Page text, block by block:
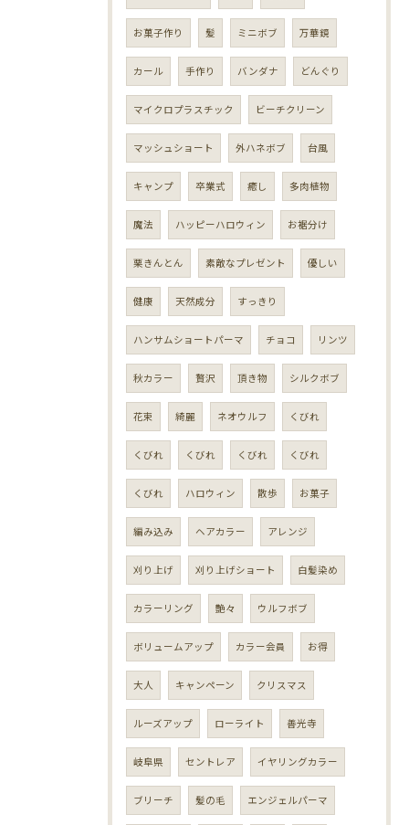
お菓子作り 髪 ミニボブ 万華鏡
カール 手作り バンダナ どんぐり
マイクロプラスチック ビーチクリーン
マッシュショート 外ハネボブ 台風
キャンプ 卒業式 癒し 多肉植物
魔法 ハッピーハロウィン お裾分け
栗きんとん 素敵なプレゼント 優しい
健康 天然成分 すっきり
ハンサムショートパーマ チョコ リンツ
秋カラー 贅沢 頂き物 シルクボブ
花束 綺麗 ネオウルフ くびれ
くびれ くびれ くびれ くびれ
くびれ ハロウィン 散歩 お菓子
編み込み ヘアカラー アレンジ
刈り上げ 刈り上げショート 白髪染め
カラーリング 艶々 ウルフボブ
ボリュームアップ カラー会員 お得
大人 キャンペーン クリスマス
ルーズアップ ローライト 善光寺
岐阜県 セントレア イヤリングカラー
ブリーチ 髪の毛 エンジェルパーマ